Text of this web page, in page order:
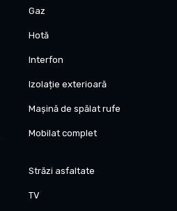
Gaz
Hotă
Interfon
Izolație exterioară
Mașină de spălat rufe
Mobilat complet
Străzi asfaltate
TV